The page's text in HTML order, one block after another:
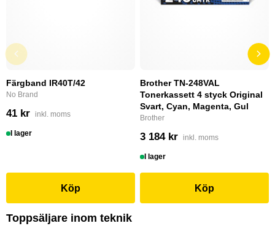
Färgband IR40T/42
No Brand
41 kr inkl. moms
I lager
Köp
Brother TN-248VAL
Tonerkassett 4 styck Original
Svart, Cyan, Magenta, Gul
Brother
3 184 kr inkl. moms
I lager
Köp
Toppsäljare inom teknik